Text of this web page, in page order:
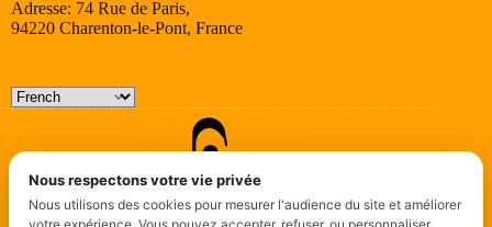
Adresse: 74 Rue de Paris,
94220 Charenton-le-Pont, France
Nous respectons votre vie privée
Nous utilisons des cookies pour mesurer l'audience du site et améliorer